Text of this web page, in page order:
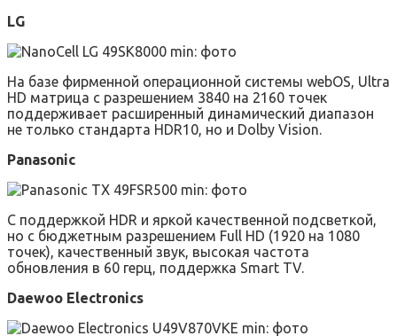
LG
На базе фирменной операционной системы webOS, Ultra
HD матрица с разрешением 3840 на 2160 точек
поддерживает расширенный динамический диапазон
не только стандарта HDR10, но и Dolby Vision.
Panasonic
С поддержкой HDR и яркой качественной подсветкой,
но с бюджетным разрешением Full HD (1920 на 1080
точек), качественный звук, высокая частота
обновления в 60 герц, поддержка Smart TV.
Daewoo Electronics